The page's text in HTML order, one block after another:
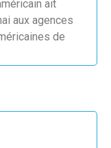
ait
aux agences
de